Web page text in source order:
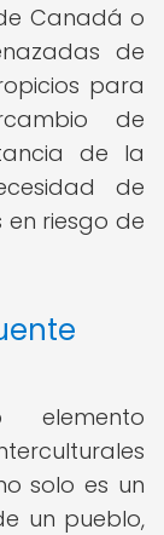
Canadá o
de
para
de
de la
de
riesgo de
solo es un
un pueblo,